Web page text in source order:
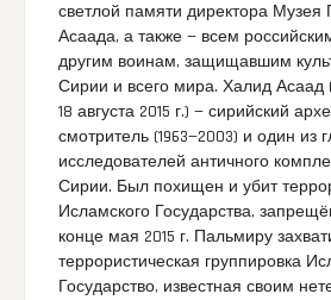
светлой памяти директора
Асаада, а также — всем
другим воинам, защищавшим
Сирии и всего мира. Халид Асаад
18 августа 2015 г.) — сирийский
смотритель (1963—2003) и один из
исследователей античного
Сирии. Был похищен и убит
Исламского Государства,
конце мая 2015 г. Пальмиру
террористическая группировка
Государство, известная своим